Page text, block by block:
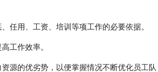
任用、工资、培训等项工作的必要依据。
工作效率。
源的优劣势，以便掌握情况不断优化员工队